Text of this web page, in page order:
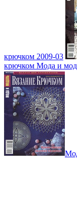
крючком 2009-03
крючком Мода и